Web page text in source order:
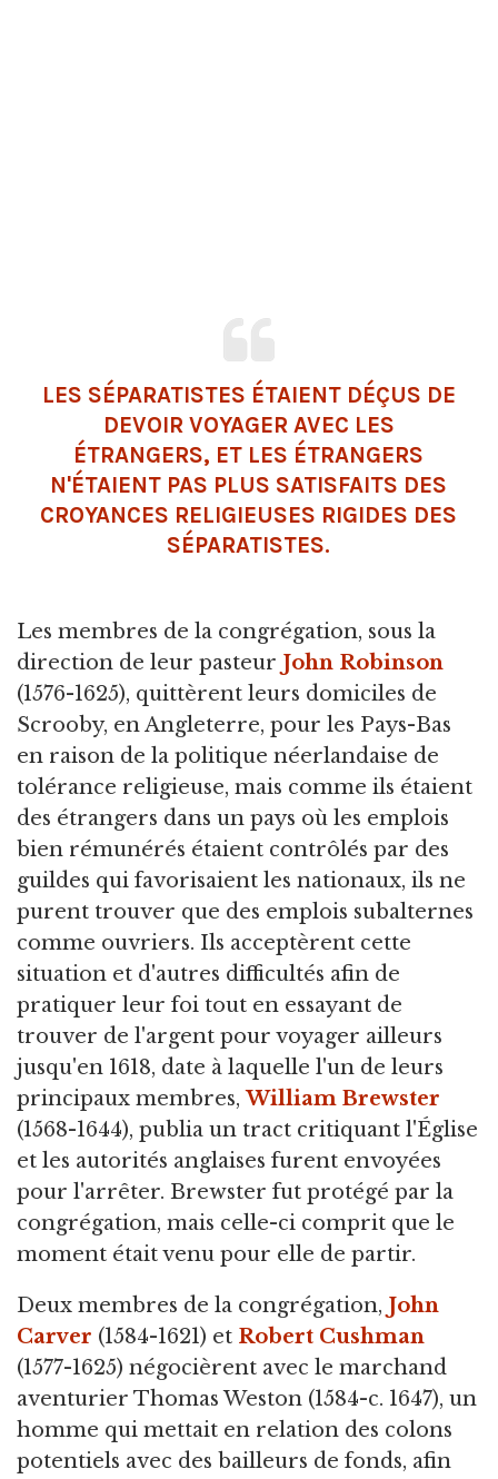
LES SÉPARATISTES ÉTAIENT DÉÇUS DE
DEVOIR VOYAGER AVEC LES
ÉTRANGERS, ET LES ÉTRANGERS
N'ÉTAIENT PAS PLUS SATISFAITS DES
CROYANCES RELIGIEUSES RIGIDES DES
SÉPARATISTES.
Les membres de la congrégation, sous la
direction de leur pasteur John Robinson
(1576-1625), quittèrent leurs domiciles de
Scrooby, en Angleterre, pour les Pays-Bas
en raison de la politique néerlandaise de
tolérance religieuse, mais comme ils étaient
des étrangers dans un pays où les emplois
bien rémunérés étaient contrôlés par des
guildes qui favorisaient les nationaux, ils ne
purent trouver que des emplois subalternes
comme ouvriers. Ils acceptèrent cette
situation et d'autres difficultés afin de
pratiquer leur foi tout en essayant de
trouver de l'argent pour voyager ailleurs
jusqu'en 1618, date à laquelle l'un de leurs
principaux membres,William Brewster
(1568-1644), publia un tract critiquant l'Église
et les autorités anglaises furent envoyées
pour l'arrêter. Brewster fut protégé par la
congrégation, mais celle-ci comprit que le
moment était venu pour elle de partir.
Deux membres de la congrégation, John
Carver (1584-1621) et Robert Cushman
(1577-1625) négocièrent avec le marchand
aventurier Thomas Weston (1584-c. 1647), un
homme qui mettait en relation des colons
potentiels avec des bailleurs de fonds, afin